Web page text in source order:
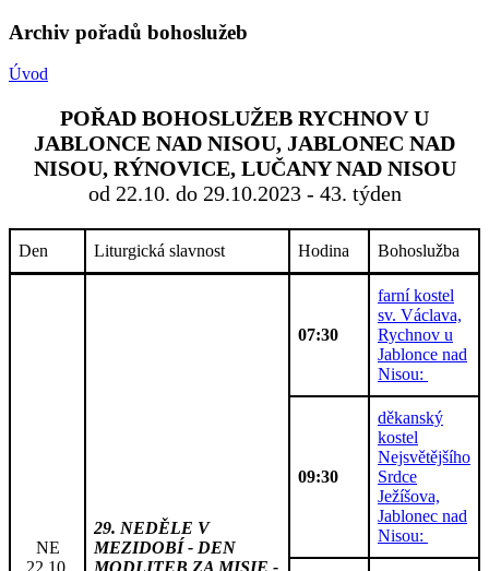
Archiv pořadů bohoslužeb
Úvod
POŘAD BOHOSLUŽEB RYCHNOV U
JABLONCE NAD NISOU, JABLONEC NAD
NISOU, RÝNOVICE, LUČANY NAD NISOU
od 22.10. do 29.10.2023 - 43. týden
Den Liturgická slavnost Hodina Bohoslužba
NE
29. NEDĚLE V
MEZIDOBÍ - DEN
07:30
farní kostel
sv. Václava,
Rychnov u
Jablonce nad
Nisou:
09:30
děkanský
kostel
Nejsvětějšího
Srdce
Ježíšova,
Jablonec nad
Nisou: